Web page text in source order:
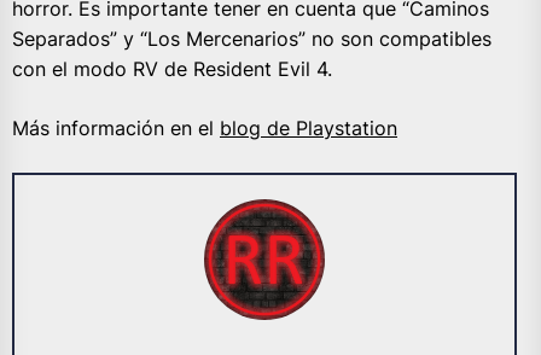
horror. Es importante tener en cuenta que “Caminos
Separados” y “Los Mercenarios” no son compatibles
con el modo RV de Resident Evil 4.
Más información en el blog de Playstation